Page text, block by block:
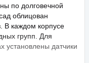
по долговечной
облицован
В каждом корпусе
групп. Для
установлены датчики